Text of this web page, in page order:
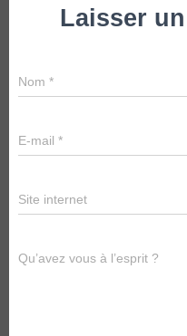
Laisser
Nom *
E-mail *
Site internet
Qu’avez vous à l’esprit ?